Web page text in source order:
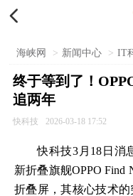

海峡网 > 新闻中心 > IT
终于等到了！
追两年
快科技 2026-03-18 17:52
快科技3月18日消
新折叠旗舰OPPO
折叠屏，其核心技术